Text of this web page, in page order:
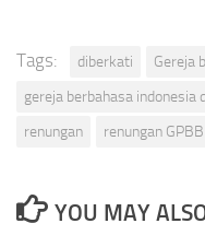
Tags: diberkati
Gereja
gereja berbahasa indonesia
renungan
renungan GPBB
YOU MAY